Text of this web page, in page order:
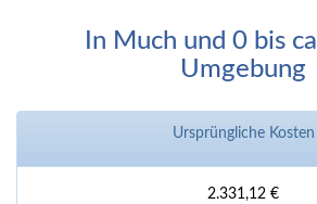
In Much und 0 bis
Umgebung
Ursprüngliche Kosten
2.331,12 €